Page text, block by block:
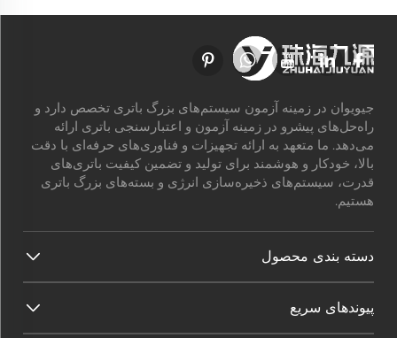
جیویوان در زمینه آزمون سیستم‌های بزرگ باتری تخصص دارد و
راه‌حل‌های پیشرو در زمینه آزمون و اعتبارسنجی باتری ارائه
می‌دهد. ما متعهد به ارائه تجهیزات و فناوری‌های حرفه‌ای با دقت
بالا، خودکار و هوشمند برای تولید و تضمین کیفیت باتری‌های
قدرت، سیستم‌های ذخیره‌سازی انرژی و بسته‌های بزرگ باتری
هستیم.
دسته بندی محصول
پیوندهای سریع